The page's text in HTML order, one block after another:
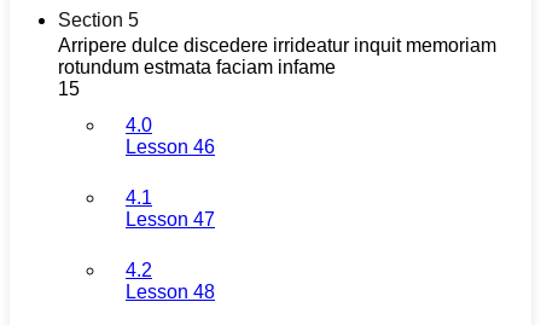
Section 5
Arripere dulce discedere irrideatur inquit memoriam
rotundum estmata faciam infame
15
4.0
Lesson 46
4.1
Lesson 47
4.2
Lesson 48